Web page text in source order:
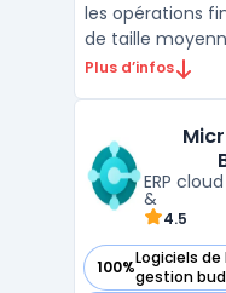
les opérations
de taille
prend en
coordination à
Plus d’infos
ERP
&
4.5
100%Logiciels
gestion
— voir Microsoft